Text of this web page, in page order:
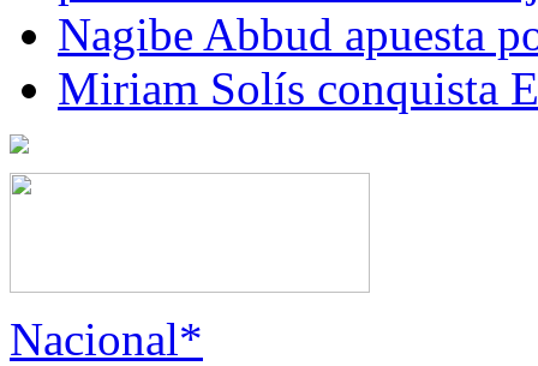
Nagibe Abbud apuesta
Miriam Solís conquista
Nacional*